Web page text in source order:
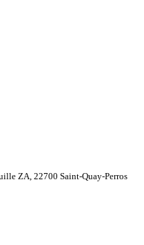
ZA, 22700 Saint-Quay-Perros